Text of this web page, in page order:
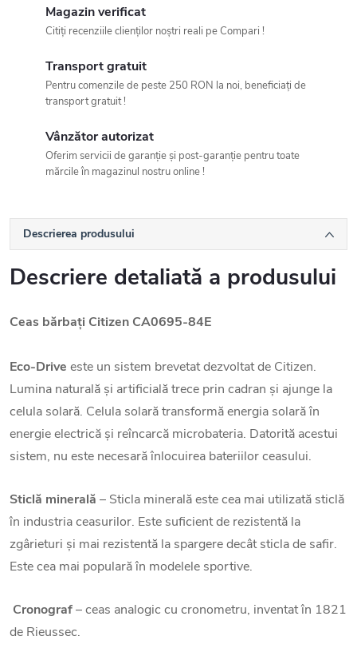
Magazin verificat
Citiți recenziile clienților noștri reali pe Compari !
Transport gratuit
Pentru comenzile de peste 250 RON la noi, beneficiați de
transport gratuit !
Vânzător autorizat
Oferim servicii de garanție și post-garanție pentru toate
mărcile în magazinul nostru online !
Descrierea produsului
Descriere detaliată a produsului
Ceas bărbați Citizen CA0695-84E
Eco-Drive este un sistem brevetat dezvoltat de Citizen.
Lumina naturală și artificială trece prin cadran și ajunge la
celula solară. Celula solară transformă energia solară în
energie electrică și reîncarcă microbateria. Datorită acestui
sistem, nu este necesară înlocuirea bateriilor ceasului.
Sticlă minerală – Sticla minerală este cea mai utilizată sticlă
în industria ceasurilor. Este suficient de rezistentă la
zgârieturi și mai rezistentă la spargere decât sticla de safir.
Este cea mai populară în modelele sportive.
Cronograf– ceas analogic cu cronometru, inventat în 1821
de Rieussec.